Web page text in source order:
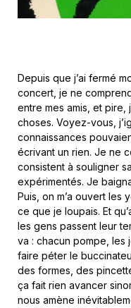
Depuis que j’ai fermé
concert, je ne
entre mes amis, et pire,
choses. Voyez-vous,
connaissances
écrivant un rien. Je ne
consistent à souligner
expérimentés. Je
Puis, on m’a ouvert les
ce que je loupais. Et
les gens passent leur
va : chacun pompe, les
faire péter le
des formes, des
ça fait rien avancer
nous amène